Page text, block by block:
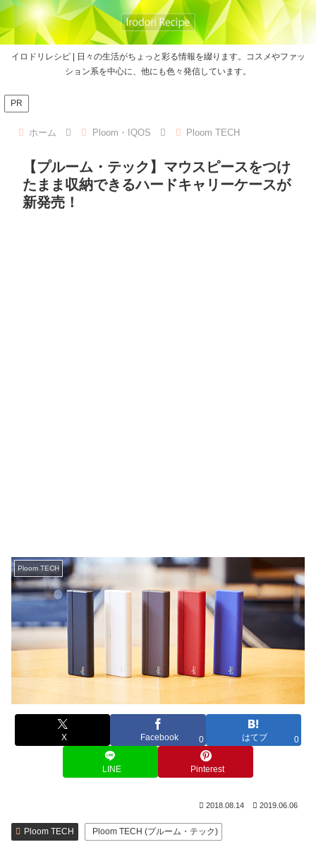
イロドリレシピ | 日々の生活がちょっと彩る情報を綴ります。コスメやファッ
ション系を中心に、他にも色々発信しています。
PR
ホーム Ploom・IQOS Ploom TECH
【プルーム・テック】マウスピースをつけ
たまま収納できるハードキャリーケースが
新発売！
Ploom TECH
X Facebook 0 はてブ 0
LINE Pinterest
2018.08.14 2019.06.06
Ploom TECH Ploom TECH (プルーム・テック)